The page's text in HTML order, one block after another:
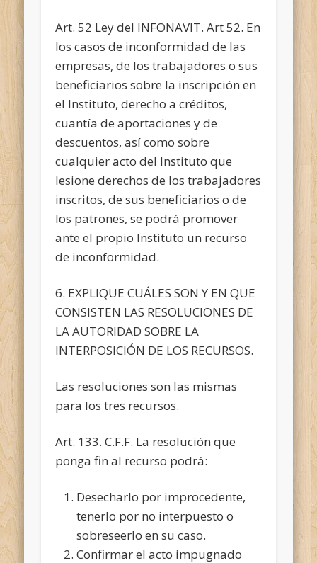
Art. 52 Ley del INFONAVIT. Art 52. En
los casos de inconformidad de las
empresas, de los trabajadores o sus
beneficiarios sobre la inscripción en
el Instituto, derecho a créditos,
cuantía de aportaciones y de
descuentos, así como sobre
cualquier acto del Instituto que
lesione derechos de los trabajadores
inscritos, de sus beneficiarios o de
los patrones, se podrá promover
ante el propio Instituto un recurso
de inconformidad.
6. EXPLIQUE CUÁLES SON Y EN QUE
CONSISTEN LAS RESOLUCIONES DE
LA AUTORIDAD SOBRE LA
INTERPOSICIÓN DE LOS RECURSOS.
Las resoluciones son las mismas
para los tres recursos.
Art. 133. C.F.F. La resolución que
ponga fin al recurso podrá:
Desecharlo por improcedente,
tenerlo por no interpuesto o
sobreseerlo en su caso.
Confirmar el acto impugnado